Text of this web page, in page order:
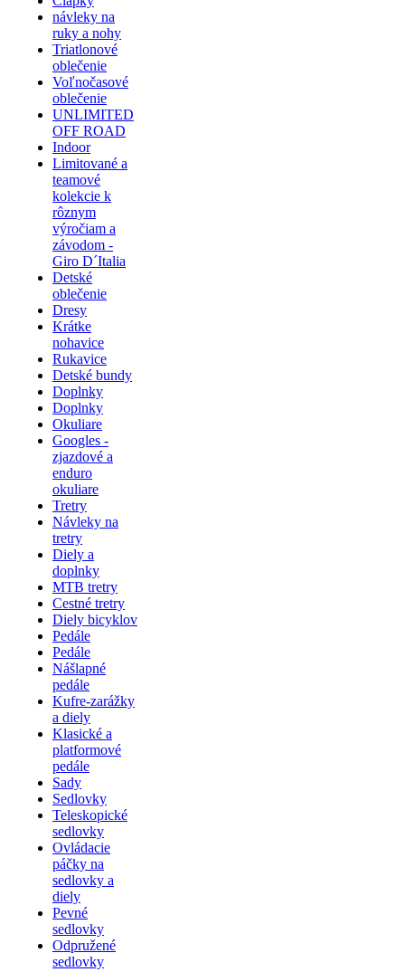
návleky na
ruky a nohy
Triatlonové
oblečenie
Voľnočasové
oblečenie
UNLIMITED
OFF ROAD
Indoor
Limitované a
teamové
kolekcie k
rôznym
výročiam a
závodom -
Giro D´Italia
Detské
oblečenie
Dresy
Krátke
nohavice
Rukavice
Detské bundy
Doplnky
Doplnky
Okuliare
Googles -
zjazdové a
enduro
okuliare
Tretry
Návleky na
tretry
Diely a
doplnky
MTB tretry
Cestné tretry
Diely bicyklov
Pedále
Pedále
Nášlapné
pedále
Kufre-zarážky
a diely
Klasické a
platformové
pedále
Sady
Sedlovky
Teleskopické
sedlovky
Ovládacie
páčky na
sedlovky a
diely
Pevné
sedlovky
Odpružené
sedlovky